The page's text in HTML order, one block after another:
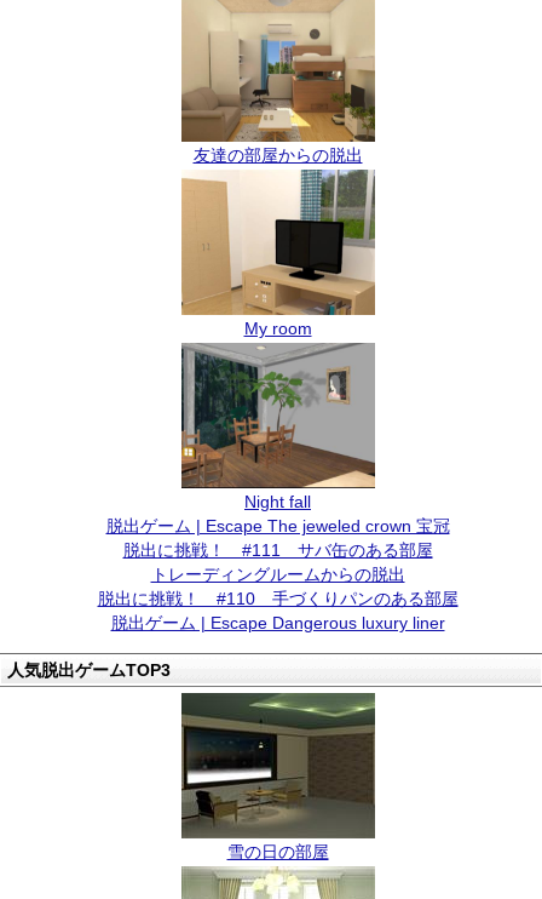
友達の部屋からの脱出
My room
Night fall
脱出ゲーム | Escape The jeweled crown 宝冠
脱出に挑戦！ #111 サバ缶のある部屋
トレーディングルームからの脱出
脱出に挑戦！ #110 手づくりパンのある部屋
脱出ゲーム | Escape Dangerous luxury liner
人気脱出ゲームTOP3
雪の日の部屋